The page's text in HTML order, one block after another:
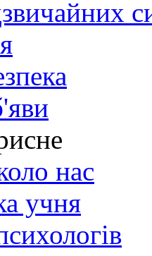
нас
учня